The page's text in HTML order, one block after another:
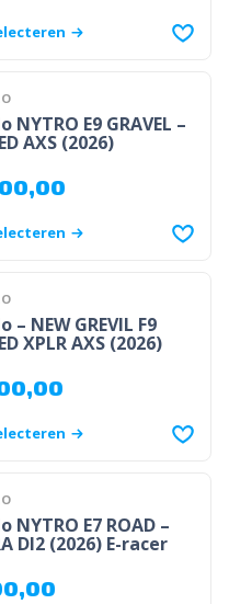
NYTRO E9 GRAVEL –
AXS (2026)
– NEW GREVIL F9
XPLR AXS (2026)
NYTRO E7 ROAD –
DI2 (2026) E-racer